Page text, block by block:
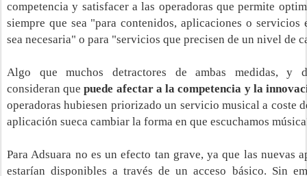
competencia y satisfacer a las operadoras que permite
siempre que sea "para contenidos, aplicaciones o
sea necesaria" o para "servicios que precisen de un nivel de
Algo que muchos detractores de ambas medidas, y
consideranquepuede afectar a la competencia y la
operadoras hubiesen priorizado un servicio musical a coste
aplicación sueca cambiar la forma en que escuchamos
Para Adsuara no es un efecto tan grave, ya que las nuevas
estarían disponibles a través de un acceso básico. Sin